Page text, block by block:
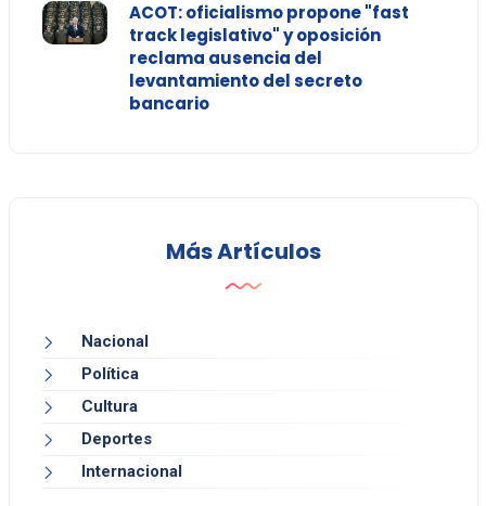
ACOT: oficialismo propone "fast
track legislativo" y oposición
reclama ausencia del
levantamiento del secreto
bancario
Más Artículos
Nacional
Política
Cultura
Deportes
Internacional